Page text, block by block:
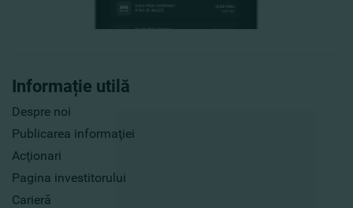
Informație utilă
Despre noi
Publicarea informaţiei
Acţionari
Pagina investitorului
Carieră